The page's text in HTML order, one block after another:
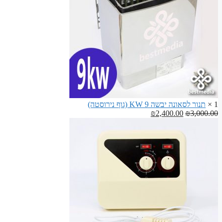
1 ×
תנור לסאונה יבשה 9 KW (גוף נירוסטה)
₪3,000.00
המחיר
היה:
₪3,000.00.
₪2,400.00
הוא:
₪2,400.00.